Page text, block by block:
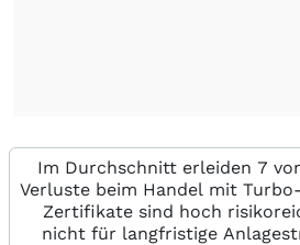
Im Durchschnitt erleiden 7
Verluste beim Handel mit
Zertifikate sind hoch
nicht für langfristige